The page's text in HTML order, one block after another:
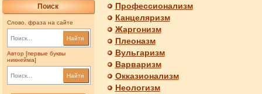
Поиск
Слово, фраза на сайте
Найти
Автор [первые буквы
никнейма]
Найти
Профессионализм
Канцеляризм
Жаргонизм
Плеоназм
Вульгаризм
Варваризм
Окказионализм
Неологизм